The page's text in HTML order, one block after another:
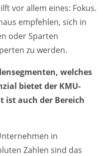
vor allem eines: Fokus.
empfehlen, sich in
oder Sparten
zu werden.
welches
bietet der KMU-
ist auch der Bereich
in
Zahlen sind das